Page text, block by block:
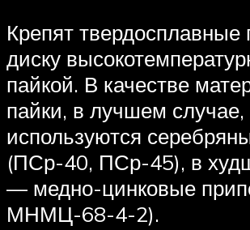
Крепят твердосплавные
диску
пайкой. В качестве
пайки, в лучшем случае,
используются
(ПСр-40, ПСр-45), в
— медно-цинковые
МНМЦ-68-4-2).